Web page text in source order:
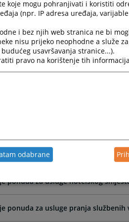
- Javna nabavka kancelarijskog
ponuda za usluge hotelskog
ponuda za usluge stručnog
ponuda za usluge objavljivanja u
- Javna nabavka tonera za
ponuda za usluge pranja
ponuda za usluge hotelskog
ponuda za usluge pranja službenih
koje mogu pohranjivati i koristiti
(npr. IP adresa uređaja,
i bez njih web stranica ne bi
nisu prijeko neophodne a služe
usavršavanja stranice...).
pravo na korištenje tih
odabrane